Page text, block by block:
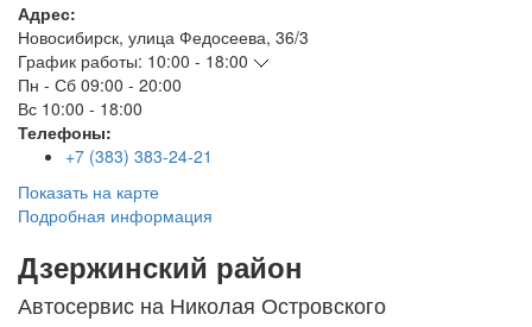
Адрес:
Новосибирск, улица Федосеева, 36/3
График работы: 10:00 - 18:00
Пн - Сб 09:00 - 20:00
Вс 10:00 - 18:00
Телефоны:
+7 (383) 383-24-21
Показать на карте
Подробная информация
Дзержинский район
Автосервис на Николая Островского